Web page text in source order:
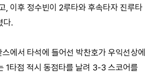
, 이후 정수빈이 2루타와 후속타자 진루타
다.
에서 타석에 들어선 박찬호가 우익선상에
1타점 적시 동점타를 날려 3-3 스코어를